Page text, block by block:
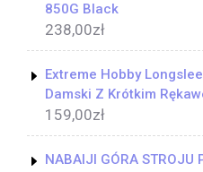
850G Black
238,00zł
Extreme Hobby
Damski Z Krótkim
159,00zł
NABAIJI GÓRA STROJU